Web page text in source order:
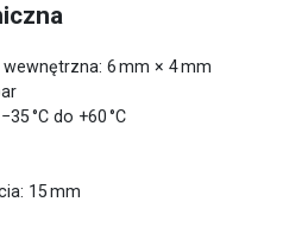
6 mm × 4 mm
°C do +60 °C
15 mm